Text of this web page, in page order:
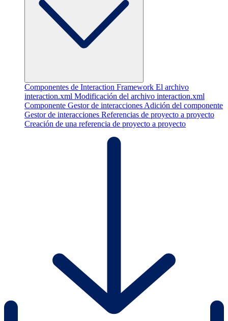
Componentes de Interaction Framework El archivo
interaction.xml Modificación del archivo interaction.xml
Componente Gestor de interacciones Adición del componente
Gestor de interacciones Referencias de proyecto a proyecto
Creación de una referencia de proyecto a proyecto